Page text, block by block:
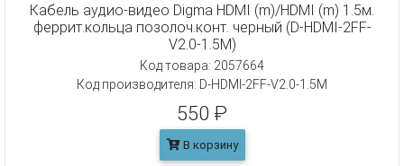
Кабель аудио-видео Digma HDMI (m)/HDMI (m) 1.5м.
феррит.кольца позолоч.конт. черный (D-HDMI-2FF-
V2.0-1.5M)
Код товара: 2057664
Код производителя: D-HDMI-2FF-V2.0-1.5M
550 ₽
В корзину